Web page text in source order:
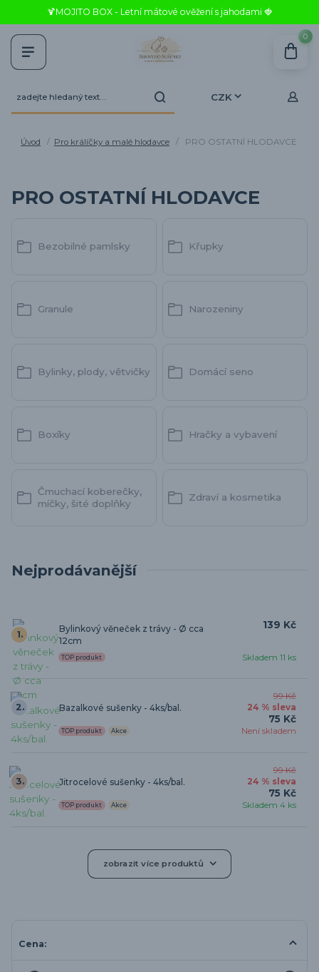
🍹MOJITO BOX - Letní mátové ověžení s jahodami 🍓
CZK
0
Úvod Pro králíčky a malé hlodavce PRO OSTATNÍ HLODAVCE
PRO OSTATNÍ HLODAVCE
Bezobilné pamlsky Křupky
Granule Narozeniny
Bylinky, plody, větvičky Domácí seno
Boxíky Hračky a vybavení
Čmuchací koberečky,
míčky, šité doplňky
Zdraví a kosmetika
Nejprodávanější
1.
Bylinkový věneček z trávy - Ø cca
12cm
Skladem 11 ks
TOP produkt
139 Kč
2. Bazalkové sušenky - 4ks/bal.
Není skladem
TOP produkt Akce
99 Kč
24 % sleva
75 Kč
3. Jitrocelové sušenky - 4ks/bal.
Skladem 4 ks
TOP produkt Akce
99 Kč
24 % sleva
75 Kč
zobrazit více produktů
Cena: